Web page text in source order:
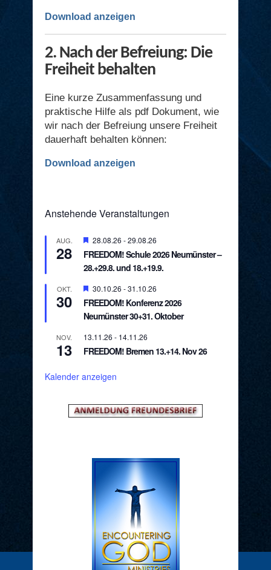
Download anzeigen
2. Nach der Befreiung: Die
Freiheit behalten
Eine kurze Zusammenfassung und
praktische Hilfe als pdf Dokument, wie
wir nach der Befreiung unsere Freiheit
dauerhaft behalten können:
Download anzeigen
Anstehende Veranstaltungen
AUG.
28
Hervorgehoben
28.08.26 -29.08.26
FREEDOM! Schule 2026 Neumünster –
28.+29.8. und 18.+19.9.
OKT.
30
Hervorgehoben
30.10.26 -31.10.26
FREEDOM! Konferenz 2026
Neumünster 30+31. Oktober
NOV.
13
13.11.26 - 14.11.26
FREEDOM! Bremen 13.+14. Nov 26
Kalender anzeigen